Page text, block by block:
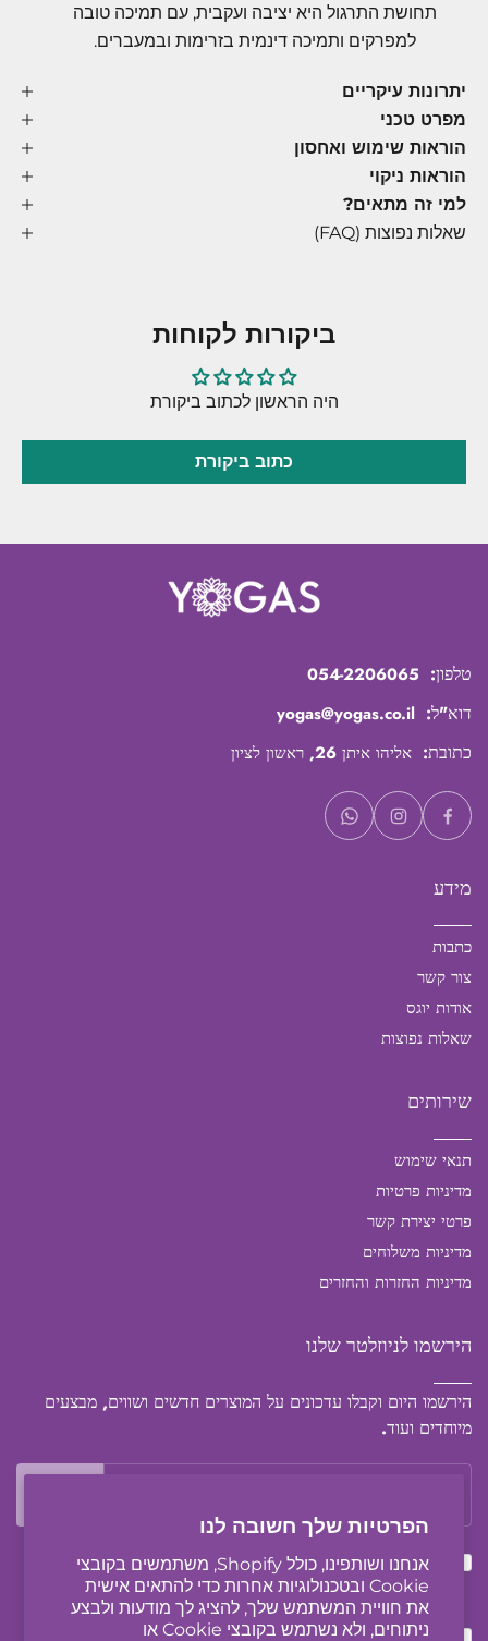
הפרטיות שלך חשובה לנו
אנחנו ושותפינו, כולל Shopify, משתמשים בקובצי
Cookie ובטכנולוגיות אחרות כדי להתאים אישית
את חוויית המשתמש שלך, להציג לך מודעות ולבצע
ניתוחים, ולא נשתמש בקובצי Cookie או
תחושת התרגול היא יציבה ועקבית, עם תמיכה טובה
למפרקים ותמיכה דינמית בזרימות ובמעברים.
יתרונות עיקריים
מפרט טכני
הוראות שימוש ואחסון
הוראות ניקוי
למי זה מתאים?
שאלות נפוצות (FAQ)
ביקורות לקוחות
היה הראשון לכתוב ביקורת
כתוב ביקורת
טלפון: 054-2206065
דוא"ל: yogas@yogas.co.il
כתובת: אליהו איתן 26, ראשון לציון
מידע
כתבות
צור קשר
אודות יוגס
שאלות נפוצות
שירותים
תנאי שימוש
מדיניות פרטיות
פרטי יצירת קשר
מדיניות משלוחים
מדיניות החזרות והחזרים
הירשמו לניוזלטר שלנו
הירשמו היום וקבלו עדכונים על המוצרים חדשים ושווים, מבצעים
מיוחדים ועוד.
אני מאשר/ת שקראתי ואני מסכימ/ה לתנאי השימוש
מדיניות פרטיות
אני מאשר/ת כי העסק יוגס רשאי לשלוח לי באמצעים